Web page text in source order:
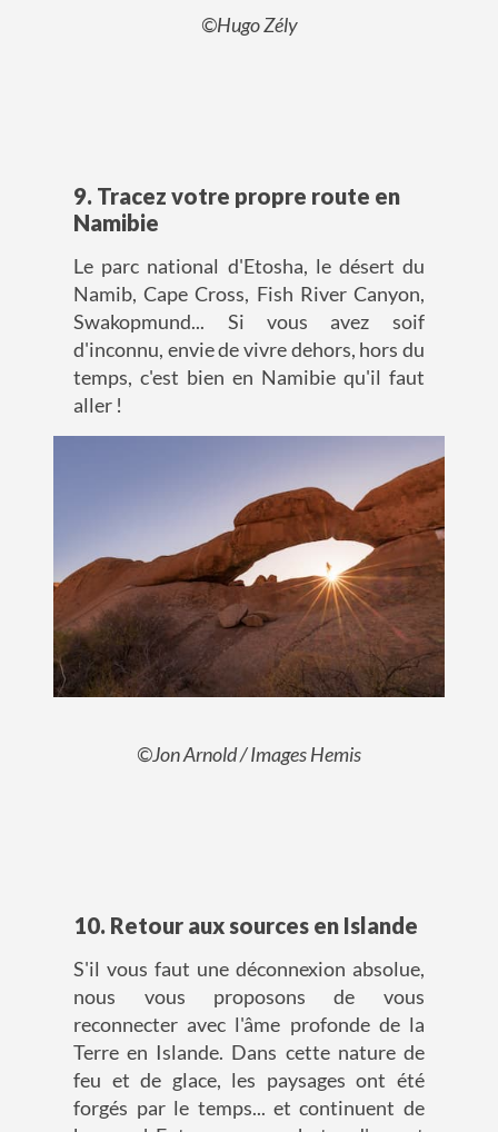
©Hugo Zély
9. Tracez votre propre route en
Namibie
Le parc national d'Etosha, le désert du
Namib, Cape Cross, Fish River Canyon,
Swakopmund... Si vous avez soif
d'inconnu, envie de vivre dehors, hors du
temps, c'est bien en Namibie qu'il faut
aller !
©Jon Arnold / Images Hemis
10. Retour aux sources en Islande
S'il vous faut une déconnexion absolue,
nous vous proposons de vous
reconnecter avec l'âme profonde de la
Terre en Islande. Dans cette nature de
feu et de glace, les paysages ont été
forgés par le temps... et continuent de